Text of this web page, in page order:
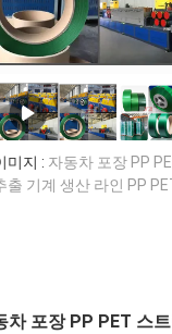
미지 : 자동차 포장 PP
출 기계 생산 라인 PP
차 포장 PP PET 스